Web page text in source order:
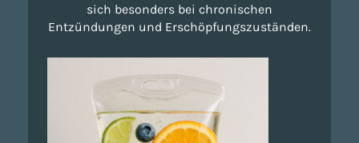
sich besonders bei chronischen
Entzündungen und Erschöpfungszuständen.